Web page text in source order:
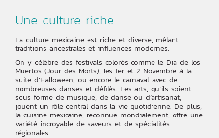
Une culture riche
La culture mexicaine est riche et diverse, mêlant
traditions ancestrales et influences modernes.
On y célèbre des festivals colorés comme le Dia de los
Muertos (Jour des Morts), les 1er et 2 Novembre à la
suite d’Halloween, ou encore le carnaval avec de
nombreuses danses et défilés. Les arts, qu’ils soient
sous forme de musique, de danse ou d’artisanat,
jouent un rôle central dans la vie quotidienne. De plus,
la cuisine mexicaine, reconnue mondialement, offre une
variété incroyable de saveurs et de spécialités
régionales.